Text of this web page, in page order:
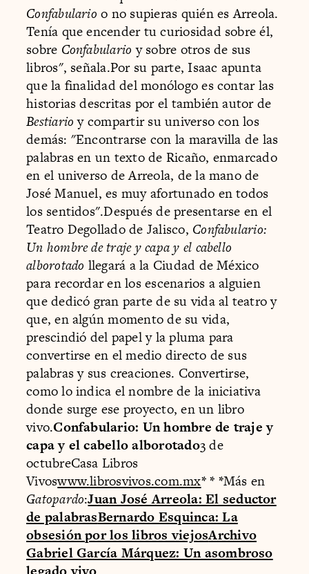
Confabulario o no supieras quién es Arreola.
Tenía que encender tu curiosidad sobre él,
sobre Confabulario y sobre otros de sus
libros", señala.Por su parte, Isaac apunta
que la finalidad del monólogo es contar las
historias descritas por el también autor de
Bestiarioy compartir su universo con los
demás: "Encontrarse con la maravilla de las
palabras en un texto de Ricaño, enmarcado
en el universo de Arreola, de la mano de
José Manuel, es muy afortunado en todos
los sentidos".Después de presentarse en el
Teatro Degollado de Jalisco, Confabulario:
Un hombre de traje y capa y el cabello
alborotado llegará a la Ciudad de México
para recordar en los escenarios a alguien
que dedicó gran parte de su vida al teatro y
que, en algún momento de su vida,
prescindió del papel y la pluma para
convertirse en el medio directo de sus
palabras y sus creaciones. Convertirse,
como lo indica el nombre de la iniciativa
donde surge ese proyecto, en un libro
vivo.Confabulario: Un hombre de traje y
capa y el cabello alborotado3 de
octubreCasa Libros
Vivoswww.librosvivos.com.mx* * *Más en
Gatopardo:Juan José Arreola: El seductor
de palabrasBernardo Esquinca: La
obsesión por los libros viejosArchivo
Gabriel García Márquez: Un asombroso